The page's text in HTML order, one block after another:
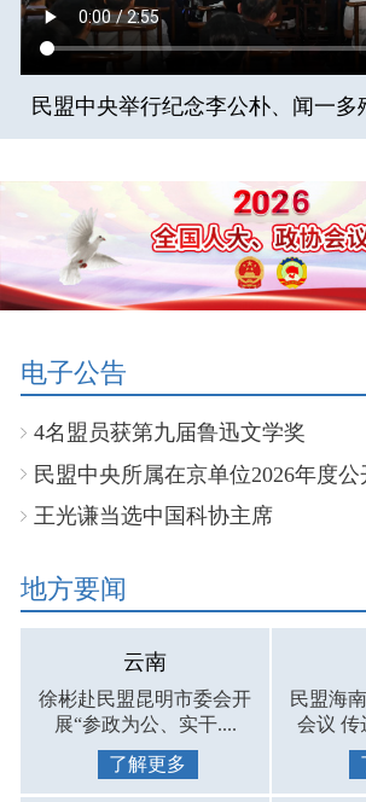
民盟中央举行纪念李公朴、闻一多
电子公告
4名盟员获第九届鲁迅文学奖
民盟中央所属在京单位2026年度
王光谦当选中国科协主席
地方要闻
云南
徐彬赴民盟昆明市委会开
展“参政为公、实干....
了解更多
民盟海
会议 传